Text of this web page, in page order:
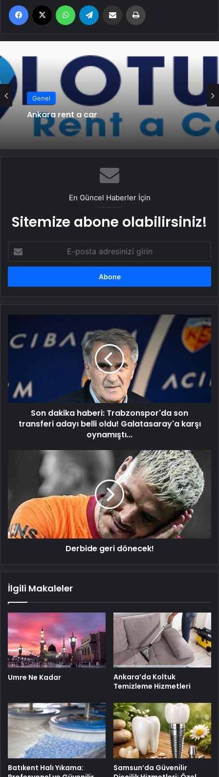
Facebook WhatsApp Email'den paylaş
Genel
Genel
Ankara rent a car
En Güncel Haberler İçin
Sitemize abone olabilirsiniz!
posta
adresinizi
haberi:
Trabzonspor'da
adayı
belli
oldu!
Galatasaray'a
karşı
Son dakika haberi: Trabzonspor'da son
transferi adayı belli oldu! Galatasaray'a karşı
oynamıştı...
Derbide geri dönecek!
İlgili Makaleler
Umre Ne Kadar
Ankara’da Koltuk
Temizleme Hizmetleri
Batıkent Halı Yıkama:
Samsun’da Güvenilir